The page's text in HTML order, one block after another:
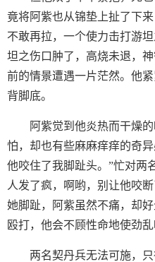
竟将阿紫也从锦垫上扯了下
不敢再拉，一个使力击打游
坦之伤口肿了，高烧未退，
前的情景遭遇一片茫然。他
背脚底。
阿紫觉到他炎热而干燥
怕，却也有些麻麻痒痒的奇
他咬住了我脚趾头。”忙对两
人发了疯，啊哟，别让他咬
她脚趾，阿紫虽然不痛，却
殴打，他会不顾性命地使劲乱
两名契丹兵无法可施，